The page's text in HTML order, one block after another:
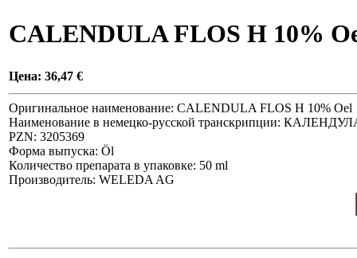
CALENDULA FLOS H 10%
Цена: 36,47 €
Оригинальное наименование: CALENDULA FLOS H 10% Oel
Наименование в немецко-русской транскрипции:
PZN: 3205369
Форма выпуска: Öl
Количество препарата в упаковке: 50 ml
Производитель: WELEDA AG